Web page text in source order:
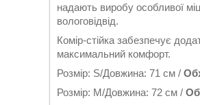
надають виробу особливої
вологовідвід.
Комір-стійка забезпечує
максимальний комфорт.
Розмір: S/Довжина: 71 см /
Розмір: M/Довжина: 72 см /